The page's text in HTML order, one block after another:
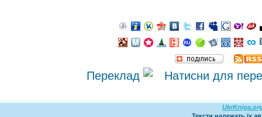
Переклад
Тексти належать їх